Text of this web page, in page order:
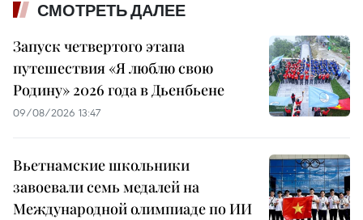
СМОТРЕТЬ ДАЛЕЕ
Запуск четвертого этапа
путешествия «Я люблю свою
Родину» 2026 года в Дьенбьене
09/08/2026 13:47
Вьетнамские школьники
завоевали семь медалей на
Международной олимпиаде по ИИ